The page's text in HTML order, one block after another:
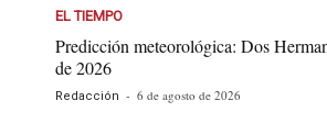
EL TIEMPO
Predicción meteorológica: Dos
de 2026
Redacción - 6 de agosto de 2026